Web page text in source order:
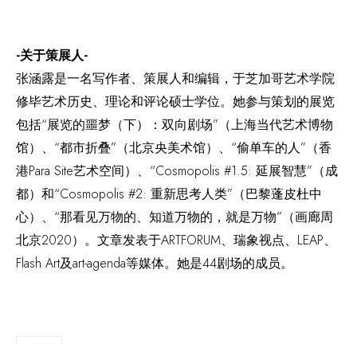
-关于策展人-
张涵露是一名写作者、策展人和编辑，于芝加哥艺术学院
修毕艺术历史、理论和评论硕士学位。她参与策划的展览
包括“展览的噩梦（下）：双向剧场”（上海当代艺术博物
馆）、“都市折叠”（北京央美术馆）、“偷单车的人”（香
港Para Site艺术空间）、“Cosmopolis #1.5: 延展智慧”（成
都）和“Cosmopolis #2: 重新思考人类”（巴黎蓬皮杜中
心）、“那看见万物的、知道万物的，就是万物”（画廊周
北京2020）。文章发表于ARTFORUM、瑞象视点、LEAP、
Flash Art及art-agenda等媒体。她是44剧场的成员。